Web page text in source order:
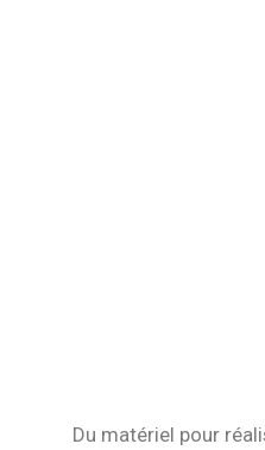
Du matériel pour